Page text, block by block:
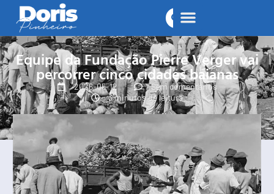
Equipe da Fundação Pierre Verger vai
percorrer cinco cidades baianas
2026-05-12
Sem comentários
3 minutos de leitura